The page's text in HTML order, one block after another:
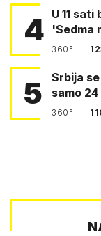
4 U 11 sati bili su pred
'Sedma
360°
5
Srbija
samo
360°